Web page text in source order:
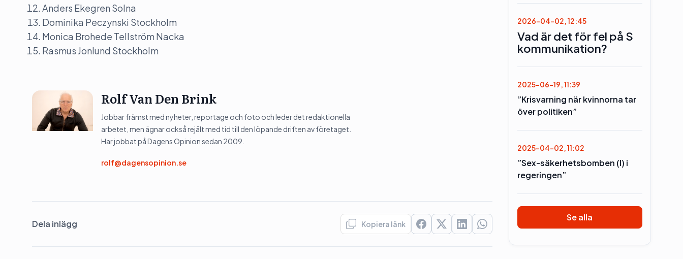
Anders Ekegren Solna
Dominika Peczynski Stockholm
Monica Brohede Tellström Nacka
Rasmus Jonlund Stockholm
Rolf Van Den Brink
Jobbar främst med nyheter, reportage och foto och leder det redaktionella
arbetet, men ägnar också rejält med tid till den löpande driften av företaget.
Har jobbat på Dagens Opinion sedan 2009.
rolf@dagensopinion.se
Dela inlägg Kopiera länk
2026-04-02, 12:45
Vad är det för fel på S
kommunikation?
2025-06-19, 11:39
”Krisvarning när kvinnorna tar
över politiken”
2025-04-02, 11:02
”Sex-säkerhetsbomben (l) i
regeringen”
Se alla